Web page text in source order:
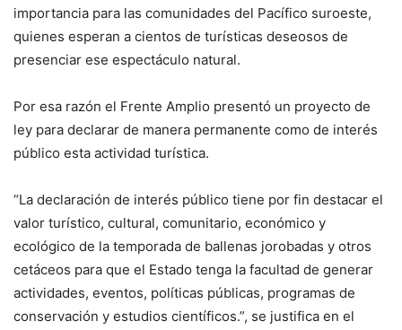
importancia para las comunidades del Pacífico suroeste,
quienes esperan a cientos de turísticas deseosos de
presenciar ese espectáculo natural.
Por esa razón el Frente Amplio presentó un proyecto de
ley para declarar de manera permanente como de interés
público esta actividad turística.
“La declaración de interés público tiene por fin destacar el
valor turístico, cultural, comunitario, económico y
ecológico de la temporada de ballenas jorobadas y otros
cetáceos para que el Estado tenga la facultad de generar
actividades, eventos, políticas públicas, programas de
conservación y estudios científicos.”, se justifica en el